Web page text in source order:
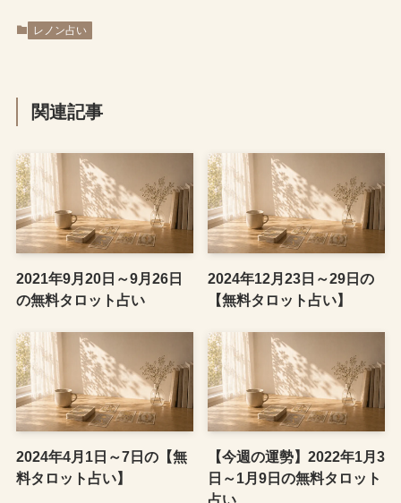
レノン占い
関連記事
2021年9月20日～9月26日
の無料タロット占い
2024年12月23日～29日の
【無料タロット占い】
2024年4月1日～7日の【無
料タロット占い】
【今週の運勢】2022年1月3
日～1月9日の無料タロット
占い